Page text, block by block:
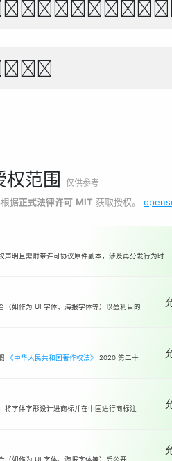
brown
权范围 仅供参考
据正式法律许可 MIT 获取授权。
声明且需附带许可协议原件副本，涉及再分发行为时
（如作为 UI 字体、海报字体等）以盈利目的
《中华人民共和国著作权法》
2020 第二十
将字体字形设计进商标并在中国进行商标注
（如作为 UI 字体、海报字体等）后公开